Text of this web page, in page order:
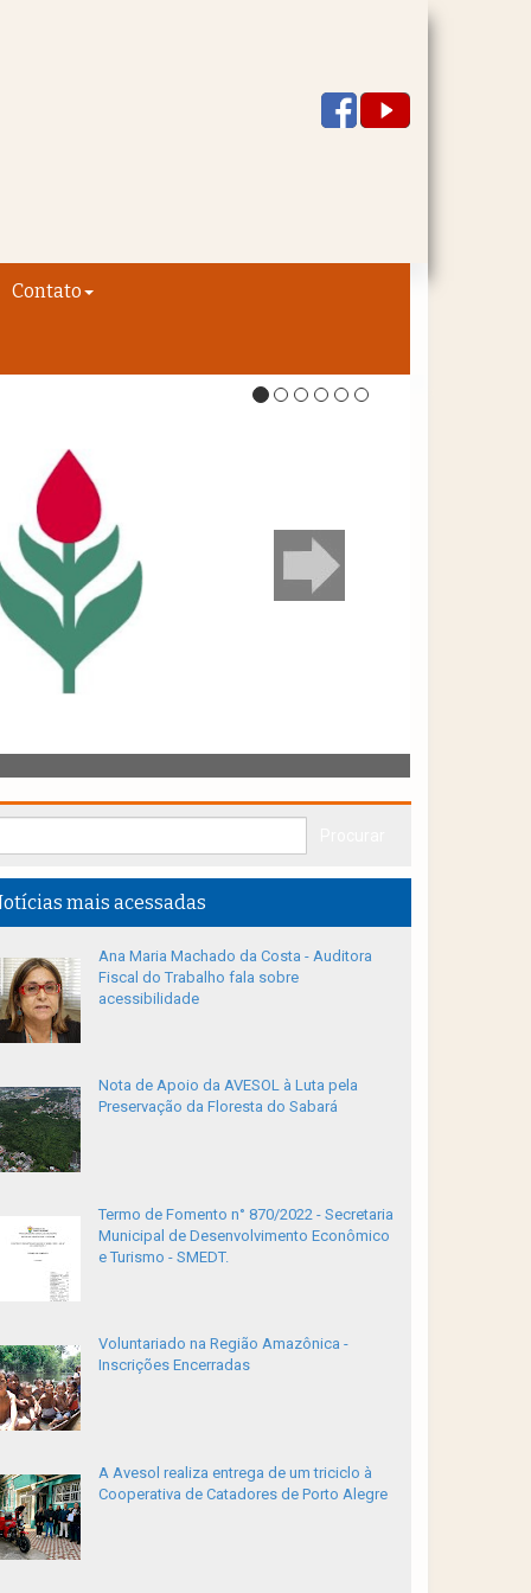
Contato
mais acessadas
Ana Maria Machado da Costa - Auditora
Fiscal do Trabalho fala sobre
acessibilidade
Nota de Apoio da AVESOL à Luta pela
Preservação da Floresta do Sabará
Termo de Fomento n° 870/2022 - Secretaria
Municipal de Desenvolvimento Econômico
e Turismo - SMEDT.
Voluntariado na Região Amazônica -
Inscrições Encerradas
A Avesol realiza entrega de um triciclo à
Cooperativa de Catadores de Porto Alegre